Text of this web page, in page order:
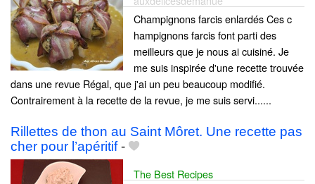
Champignons farcis enlardés Ces c
hampignons farcis font parti des
meilleurs que je nous ai cuisiné. Je
me suis inspirée d'une recette trouvée
dans une revue Régal, que j'ai un peu beaucoup modifié.
Contrairement à la recette de la revue, je me suis servi......
Rillettes de thon au Saint Môret. Une recette pas
cher pour l’apéritif-
The Best Recipes